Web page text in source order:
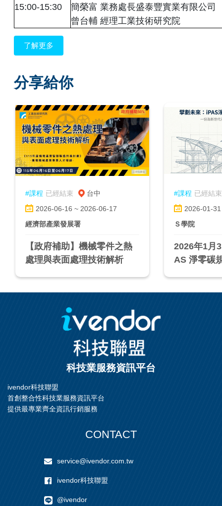
15:00-15:30
簡榮富 業務處長盛泰豐實業有限公司
曾台輔 經理工業技術研究院
了解更多
分享給你
#課程 已經結束
台中
2026-06-16 ~ 2026-06-17
經濟部產業發展署
【政府補助】機械零件之熱
處理與表面處理技術解析
#課程 已經結束
2026-01-
Ｓ學院
2026年1月
AS 淨零碳
科技業服務資訊平台
ivendor科技聯盟
首創整合性科技業服務資訊平台
提供最專業齊全資訊行銷服務
CONTACT
service@ivendor.com.tw
ivendor科技聯盟
@ivendor